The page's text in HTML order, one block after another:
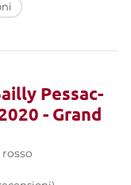
Pessac-
- Grand